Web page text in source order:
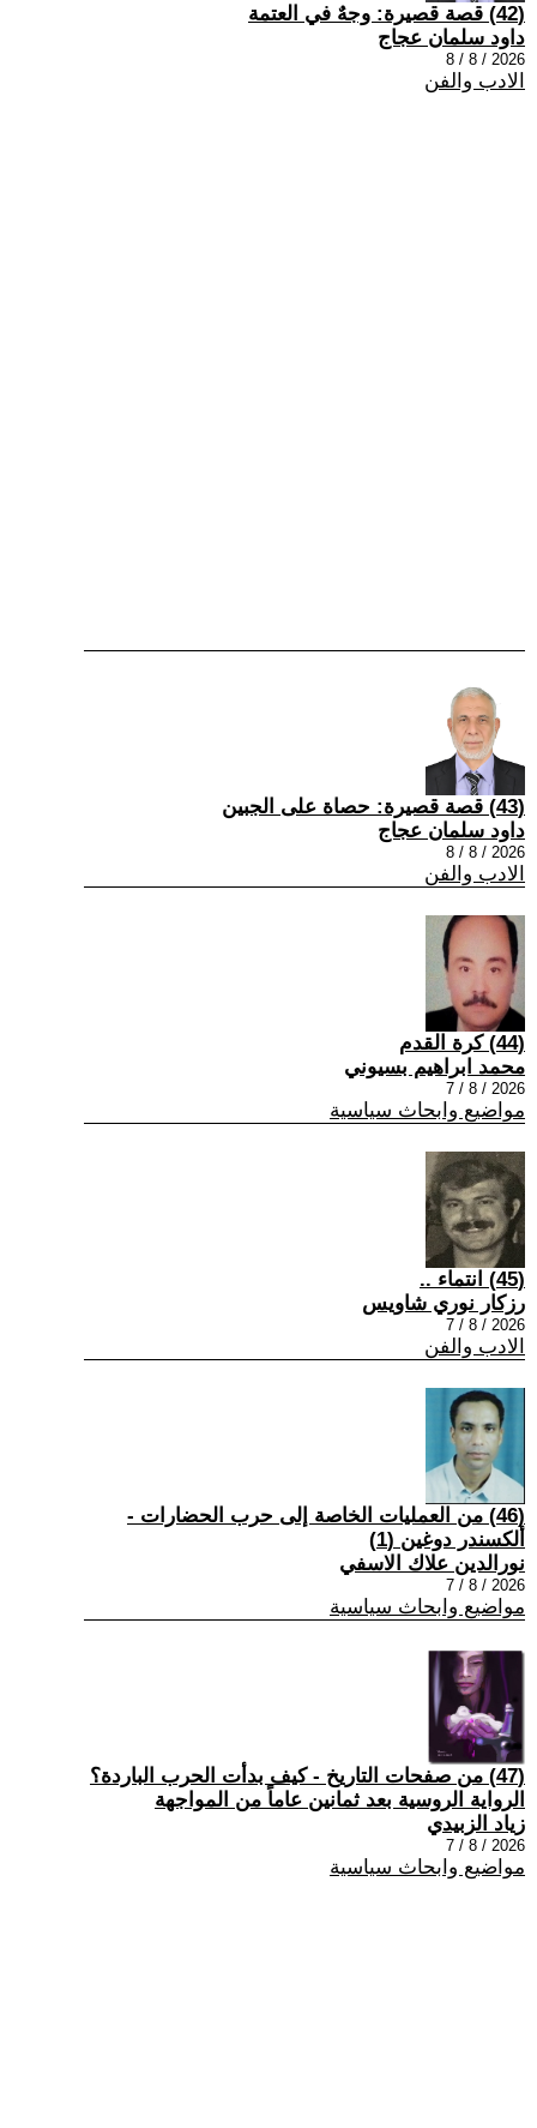
(42) قصة قصيرة: وجهٌ في العتمة
داود سلمان عجاج
2026 / 8 / 8
الادب والفن
(43) قصة قصيرة: حصاة على الجبين
داود سلمان عجاج
2026 / 8 / 8
الادب والفن
(44) كرة القدم
محمد ابراهيم بسيوني
2026 / 8 / 7
مواضيع وابحاث سياسية
(45) انتماء ..
رزكار نوري شاويس
2026 / 8 / 7
الادب والفن
(46) من العمليات الخاصة إلى حرب الحضارات -
ألكسندر دوغين (1)
نورالدين علاك الاسفي
2026 / 8 / 7
مواضيع وابحاث سياسية
(47) من صفحات التاريخ - كيف بدأت الحرب الباردة؟
الرواية الروسية بعد ثمانين عاماً من المواجهة
زياد الزبيدي
2026 / 8 / 7
مواضيع وابحاث سياسية